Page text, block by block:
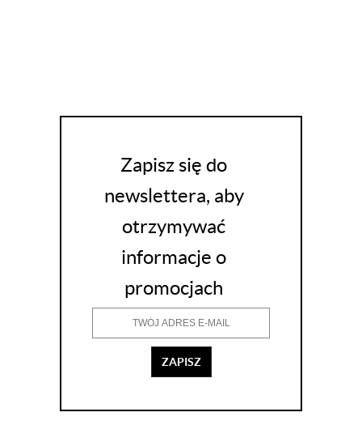
Zapisz się do
newslettera, aby
otrzymywać
informacje o
promocjach
ZAPISZ